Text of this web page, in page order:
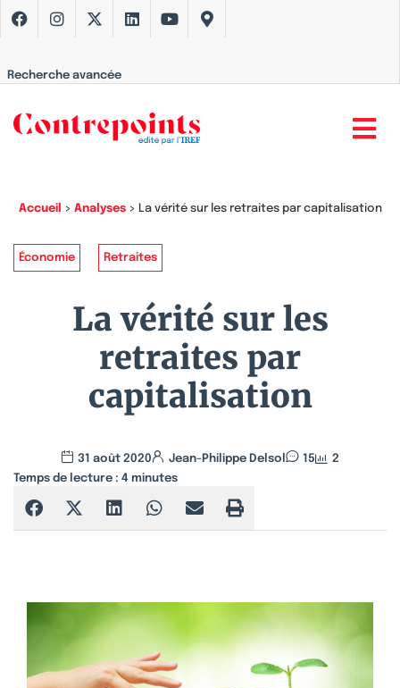
Recherche avancée
Accueil > Analyses> La vérité sur les retraites par capitalisation
Économie Retraites
La vérité sur les
retraites par
capitalisation
31 août 2020 Jean-Philippe Delsol 15
2
Temps de lecture : 4 minutes